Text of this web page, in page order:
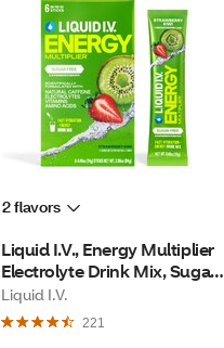
2 flavors
Liquid I.V., Energy Multiplier
Electrolyte Drink Mix, Sugar-
Free, Strawberry Kiwi, 6 CT
Liquid I.V.
221